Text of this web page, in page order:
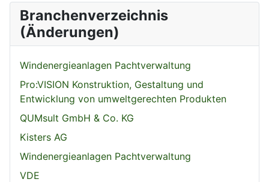
Branchenverzeichnis
(Änderungen)
Windenergieanlagen Pachtverwaltung
Pro:VISION Konstruktion, Gestaltung und
Entwicklung von umweltgerechten Produkten
QUMsult GmbH & Co. KG
Kisters AG
Windenergieanlagen Pachtverwaltung
VDE